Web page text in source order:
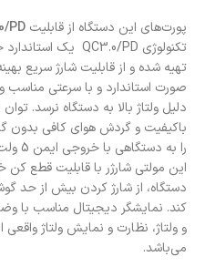
پورت‌های این دستگاه از قابلیت PD
تهیه شده و از قابلیت شارژ سریع
صورت استاندارد و با سرعتی مناسب و
دلیل ولتاژ بالا به دستگاه نرسد.
باکیفیت و گردش هوای کافی بدون
این مولتی شارژر با قابلیت قطع کن
دستگاه، از شارژ کردن بیش از حد
کند. نمایشگر دیجیتال مناسب با
و ولتاژ، نظارت و نمایش ولتاژ
می‌باشد.